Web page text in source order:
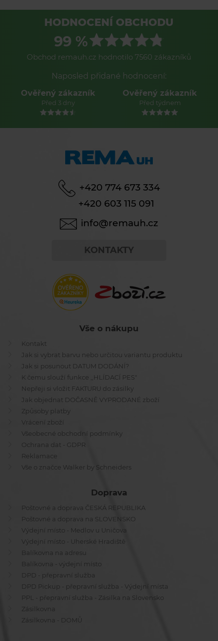
HODNOCENÍ OBCHODU
99 %
Obchod remauh.cz hodnotilo 7560 zákazníků
Naposled přidané hodnocení:
Ověřený zákazník
Před 3 dny
Ověřený zákazník
Před týdnem
+420 774 673 334
+420 603 115 091
info@remauh.cz
KONTAKTY
Vše o nákupu
Kontakt
Jak si vybrat barvu nebo určitou variantu produktu
Jak si posunout DATUM DODÁNÍ?
K čemu slouží funkce ,,HLÍDACÍ PES"
Nepřeji si vložit FAKTURU do zásilky
Jak objednat DOČASNĚ VYPRODANÉ zboží
Způsoby platby
Vrácení zboží
Všeobecné obchodní podmínky
Ochrana dat - GDPR
Reklamace
Vše o značce Walker by Schneiders
Doprava
Poštovné a doprava ČESKÁ REPUBLIKA
Poštovné a doprava na SLOVENSKO
Výdejní místo - Medlov u Uničova
Výdejní místo - Uherské Hradiště
Balíkovna na adresu
Balíkovna - výdejní místo
DPD - přepravní služba
DPD Pickup - přepravní služba - Výdejní místa
PPL - přepravní služba - Zásilka na Slovensko
Zásilkovna
Zásilkovna - DOMŮ